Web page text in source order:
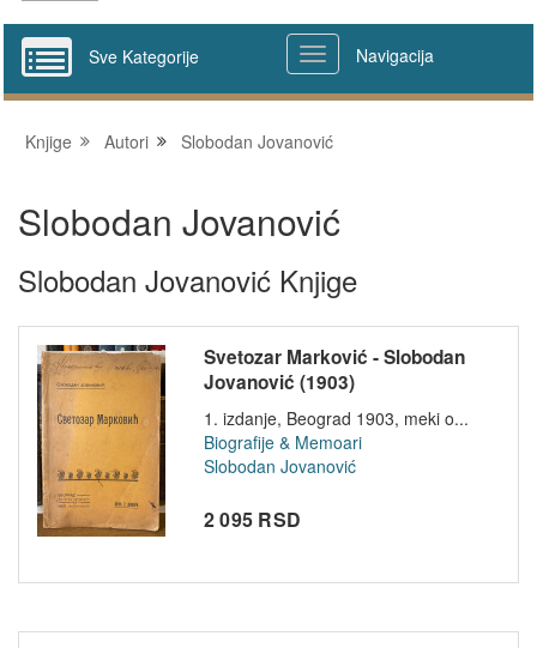
Sve Kategorije Navigacija
Knjige Autori Slobodan Jovanović
Slobodan Jovanović
Slobodan Jovanović Knjige
Svetozar Marković - Slobodan
Jovanović (1903)
1. izdanje, Beograd 1903, meki o...
Biografije & Memoari
Slobodan Jovanović
2 095 RSD